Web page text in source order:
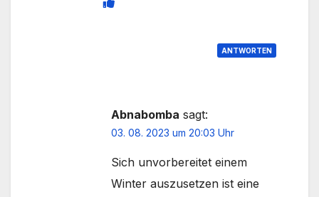
ANTWORTEN
Abnabomba sagt:
03. 08. 2023 um 20:03 Uhr
Sich unvorbereitet einem
Winter auszusetzen ist eine